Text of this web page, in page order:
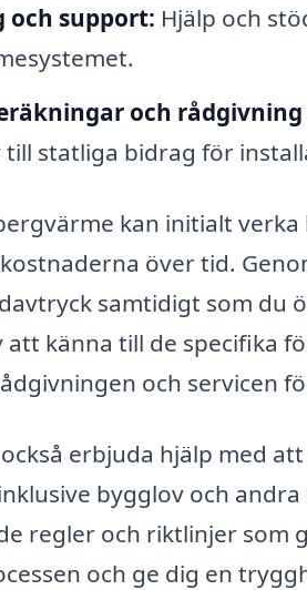
och support: Hjälp och
och
statliga bidrag för
kan initialt
över tid.
samtidigt som du
att känna till de specifika
och servicen
erbjuda hjälp med
bygglov och
regler och riktlinjer som
och ge dig en